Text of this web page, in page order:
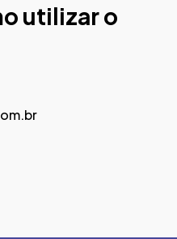
utilizar o